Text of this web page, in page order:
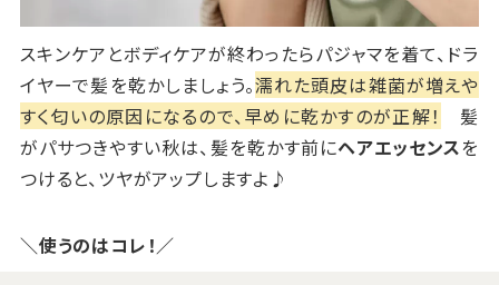
スキンケアとボディケアが終わったらパジャマを着て、ドラ
イヤーで髪を乾かしましょう。濡れた頭皮は雑菌が増えや
すく匂いの原因になるので、早めに乾かすのが正解！
髪
がパサつきやすい秋は、髪を乾かす前にヘアエッセンスを
つけると、ツヤがアップしますよ♪
＼使うのはコレ！／